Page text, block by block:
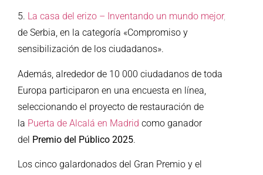
5. La casa del erizo – Inventando un mundo mejor,
de Serbia, en la categoría «Compromiso y
sensibilización de los ciudadanos».
Además, alrededor de 10 000 ciudadanos de toda
Europa participaron en una encuesta en línea,
seleccionando el proyecto de restauración de
la Puerta de Alcalá en Madrid como ganador
del Premio del Público 2025.
Los cinco galardonados del Gran Premio y el